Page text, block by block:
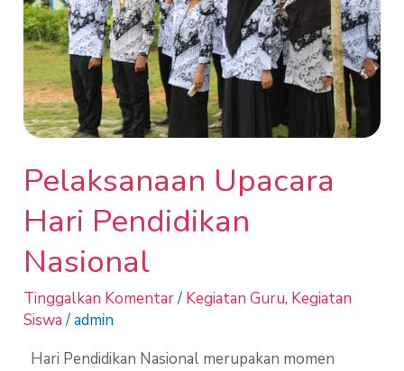
Pelaksanaan Upacara
Hari Pendidikan
Nasional
Tinggalkan Komentar/ Kegiatan Guru, Kegiatan
Siswa/admin
Hari Pendidikan Nasional merupakan momen
Nasional